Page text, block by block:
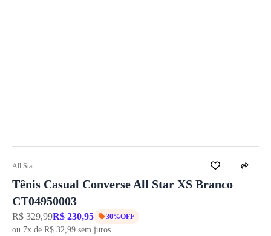
All Star
Tênis Casual Converse All Star XS Branco
CT04950003
R$ 329,99R$ 230,95 30%OFF
ou 7x de R$ 32,99 sem juros